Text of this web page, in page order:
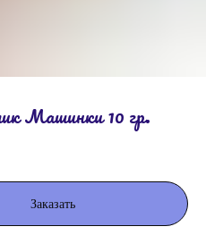
Машинки 10 гр.
Заказать